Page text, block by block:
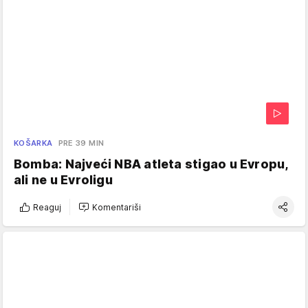
KOŠARKA PRE 39 MIN
Bomba: Najveći NBA atleta stigao u Evropu,
ali ne u Evroligu
Reaguj Komentariši